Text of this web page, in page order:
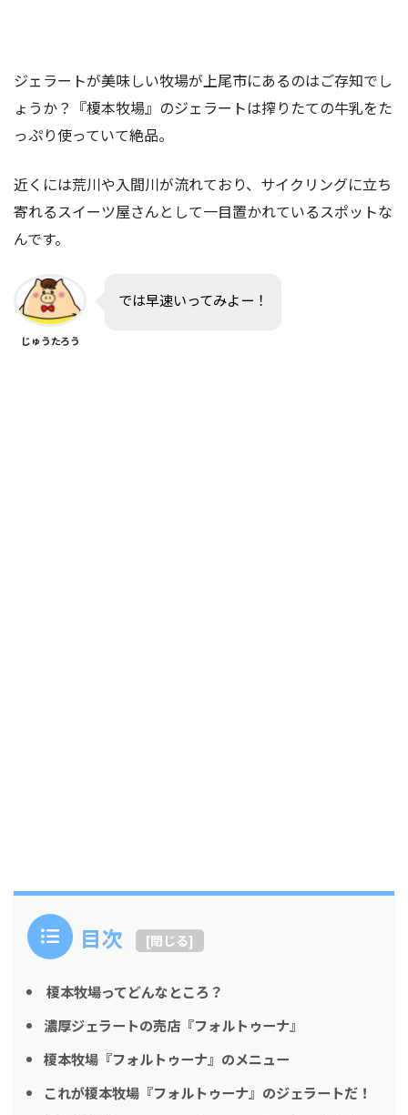
ジェラートが美味しい牧場が上尾市にあるのはご存知でし
ょうか？『榎本牧場』のジェラートは搾りたての牛乳をた
っぷり使っていて絶品。
近くには荒川や入間川が流れており、サイクリングに立ち
寄れるスイーツ屋さんとして一目置かれているスポットな
んです。
じゅうたろう
では早速いってみよー！
目次 [閉じる]
榎本牧場ってどんなところ？
濃厚ジェラートの売店『フォルトゥーナ』
榎本牧場『フォルトゥーナ』のメニュー
これが榎本牧場『フォルトゥーナ』のジェラートだ！